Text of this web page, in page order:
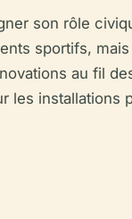
son rôle
sportifs,
au fil
les installations